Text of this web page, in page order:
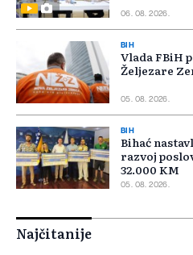
06. 08. 2026.
BIH
Vlada FBiH
Željezare
05. 08. 2026.
BIH
Bihać
razvoj
32.000 KM
05. 08. 2026.
Najčitanije